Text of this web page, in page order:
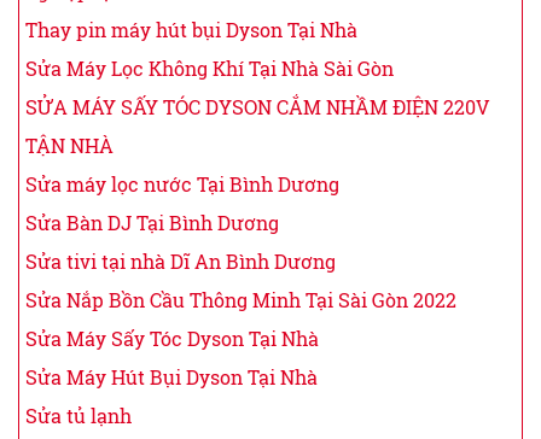
Thay pin máy hút bụi Dyson Tại Nhà
Sửa Máy Lọc Không Khí Tại Nhà Sài Gòn
SỬA MÁY SẤY TÓC DYSON CẮM NHẦM ĐIỆN 220V
TẬN NHÀ
Sửa máy lọc nước Tại Bình Dương
Sửa Bàn DJ Tại Bình Dương
Sửa tivi tại nhà Dĩ An Bình Dương
Sửa Nắp Bồn Cầu Thông Minh Tại Sài Gòn 2022
Sửa Máy Sấy Tóc Dyson Tại Nhà
Sửa Máy Hút Bụi Dyson Tại Nhà
Sửa tủ lạnh